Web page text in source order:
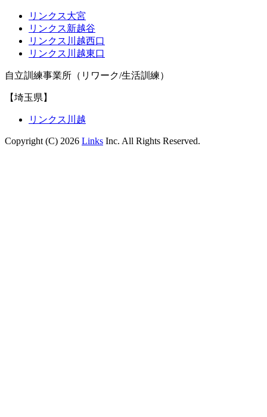
リンクス大宮
リンクス新越谷
リンクス川越西口
リンクス川越東口
自立訓練事業所（リワーク/生活訓練）
【埼玉県】
リンクス川越
Copyright (C) 2026 Links Inc. All Rights Reserved.